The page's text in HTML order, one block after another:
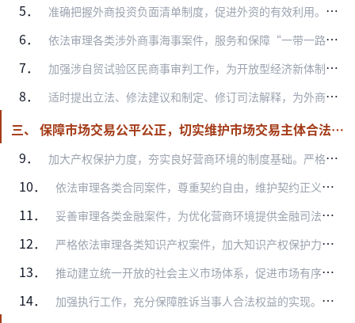
5． 准确把握外商投资负面清单制度，促进外资的有效利用。在处理外商投资企业纠纷的案件中，依法落实外商投资管理体制改革的各项举措，准确把握外商投资负面清单制度的内容以及…
6． 依法审理各类涉外商事海事案件，服务和保障“一带一路”等国家重大战略的实施。充分发挥审判职能作用，依法行使司法管辖权，公正高效审理各类涉外商事海事案件，平等保护中…
7． 加强涉自贸试验区民商事审判工作，为开放型经济新体制建设提供司法保障。落实《最高人民法院关于为自由贸易试验区建设提供司法保障的意见》，积极配合自贸试验区政府职能转…
8． 适时提出立法、修法建议和制定、修订司法解释，为外商投资提供良好的法制保障。清理涉及外商投资的司法解释及政策文件，对于已与国家对外开放基本政策、原则不符的司法解释…
三、 保障市场交易公平公正，切实维护市场交易主体合法权益
9．
加大产权保护力度，夯实良好营商环境的制度基础。严格落实《中共中央、国务院关于完善产权保护制度依法保护产权的意见》及《最高人民法院关于充分发挥审判职能作用切实加强…
10． 依法审理各类合同案件，尊重契约自由，维护契约正义。尊重和保护市场主体的意思自治，合理判断各类交易模式和交易结构创新的合同效力，促进市场在资源配置中起决定性作用，…
11． 妥善审理各类金融案件，为优化营商环境提供金融司法支持。依法审理金融借款、担保、票据、证券、期货、保险、信托、民间借贷等案件，保护合法交易，平衡各方利益。以服务实…
12． 严格依法审理各类知识产权案件，加大知识产权保护力度，提升知识产权保护水平。严格落实《中国知识产权司法保护纲要（2016—2020）》，持续推进知识产权审判工作。…
13． 推动建立统一开放的社会主义市场体系，促进市场有序竞争。严格依据相关竞争法律法规，规制各类垄断行为和不正当竞争行为，妥善处理破坏市场竞争规则的案件，充分发挥司法裁…
14． 加强执行工作，充分保障胜诉当事人合法权益的实现。全面构建综合治理执行难工作格局，按照《关于落实“用两到三年时间基本解决执行难问题”的工作纲要》要求，完善执行法律…